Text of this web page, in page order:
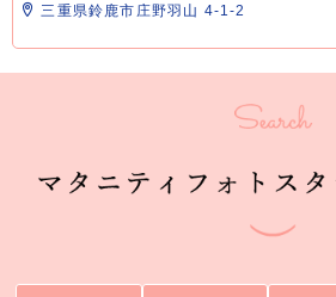
三重県鈴鹿市庄野羽山 4-1-2